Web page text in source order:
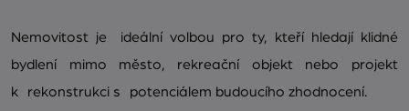
Nemovitost je ideální volbou pro ty, kteří hledají klidné
bydlení mimo město, rekreační objekt nebo projekt
k rekonstrukci s potenciálem budoucího zhodnocení.